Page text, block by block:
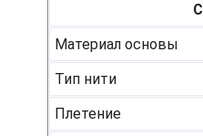
Материал основы
Тип нити
Плетение